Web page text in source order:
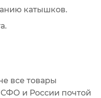
катышков.
все товары
и России почтой